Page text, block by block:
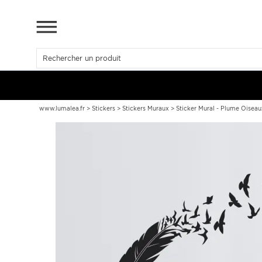
www.lumalea.fr >Stickers >Stickers Muraux >Sticker Mural - Plume